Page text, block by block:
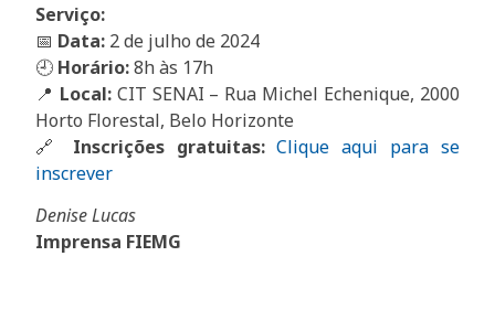
Serviço:
📅 Data: 2 de julho de 2024
🕘 Horário:8h às 17h
📍 Local: CIT SENAI – Rua Michel Echenique, 2000
Horto Florestal, Belo Horizonte
🔗 Inscrições gratuitas:Clique aqui para se
inscrever
Denise Lucas
Imprensa FIEMG